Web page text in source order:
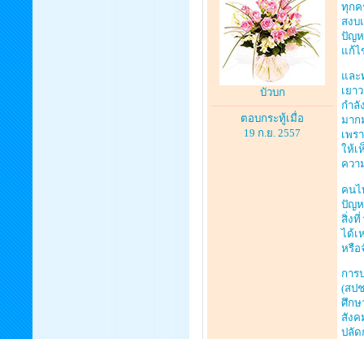
บัวบก
ตอบกระทู้เมื่อ
19 ก.ย. 2557
ทุกค
สงบ
ปัญห
แก้
และ
เยา
กำลั
มาก
เพร
ให้เ
ควา
คนไ
ปัญห
สิ่งที่
ได้เ
หรือ
การ
(สป
ศึกษ
สัง
ปลัด